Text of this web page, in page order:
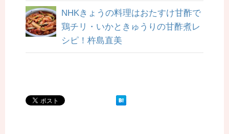
NHKきょうの料理はおたすけ甘酢で
鶏チリ・いかときゅうりの甘酢煮レ
シピ！杵島直美